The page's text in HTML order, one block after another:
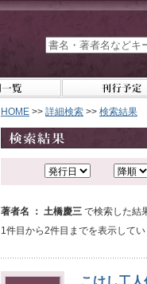
HOME >> 詳細検索 >> 検索結果
著者名 ： 土橋慶三 で検索した結
1件目から2件目までを表示して
こけし工人